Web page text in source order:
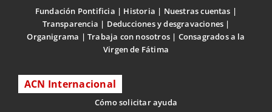
Fundación Pontificia Historia
Nuestras cuentas
Transparencia
Deducciones y desgravaciones
Organigrama
Trabaja con nosotros
Consagrados a la
Virgen de Fátima
ACN Internacional
Cómo solicitar ayuda